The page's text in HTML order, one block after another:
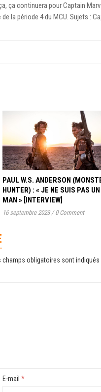
ça continuera pour Captain
la période 4 du MCU. Sujets :
PAUL W.S. ANDERSON
HUNTER) : « JE NE SUIS PAS UN
MAN » [INTERVIEW]
16 septembre 2023 / 0 Comment
champs obligatoires sont indiqués
E-mail *